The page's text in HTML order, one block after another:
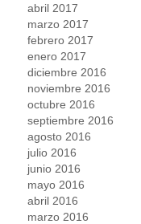
abril 2017
marzo 2017
febrero 2017
enero 2017
diciembre 2016
noviembre 2016
octubre 2016
septiembre 2016
agosto 2016
julio 2016
junio 2016
mayo 2016
abril 2016
marzo 2016